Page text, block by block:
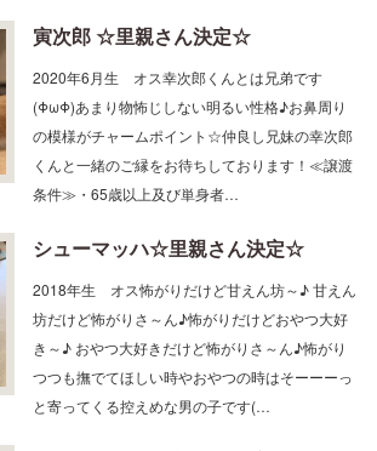
寅次郎 ☆里親さん決定☆
2020年6月生 オス幸次郎くんとは兄弟です
(ΦωΦ)あまり物怖じしない明るい性格♪お鼻周り
の模様がチャームポイント☆仲良し兄妹の幸次郎
くんと一緒のご縁をお待ちしております！≪譲渡
条件≫・65歳以上及び単身者…
シューマッハ☆里親さん決定☆
2018年生 オス怖がりだけど甘えん坊～♪ 甘えん
坊だけど怖がりさ～ん♪怖がりだけどおやつ大好
き～♪ おやつ大好きだけど怖がりさ～ん♪怖がり
つつも撫でてほしい時やおやつの時はそーーーっ
と寄ってくる控えめな男の子です(…